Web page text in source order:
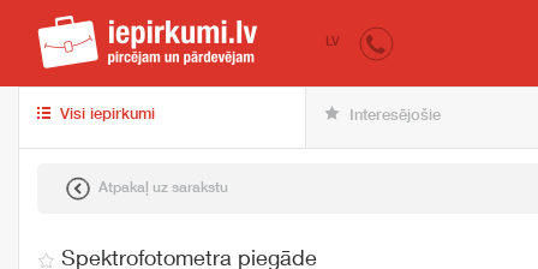
iepirkumi.lv
LV
Visi iepirkumi Interesējošie
Atpakaļ uz sarakstu
Spektrofotometra piegāde